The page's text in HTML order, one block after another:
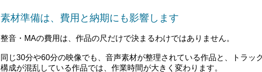
素材準備は、費用と納期にも影響します
整音・MAの費用は、作品の尺だけで決まるわけではありません。
同じ30分や60分の映像でも、音声素材が整理されている作品と、トラッ
構成が混乱している作品では、作業時間が大きく変わります。